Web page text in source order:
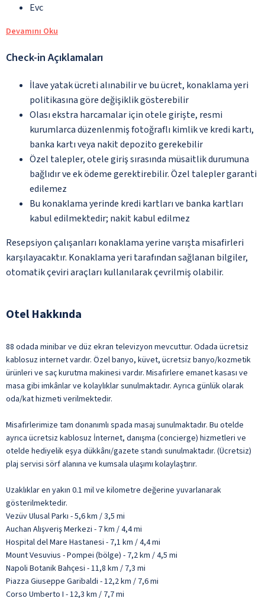
Evc
Devamını Oku
Check-in Açıklamaları
İlave yatak ücreti alınabilir ve bu ücret, konaklama yeri
politikasına göre değişiklik gösterebilir
Olası ekstra harcamalar için otele girişte, resmi
kurumlarca düzenlenmiş fotoğraflı kimlik ve kredi kartı,
banka kartı veya nakit depozito gerekebilir
Özel talepler, otele giriş sırasında müsaitlik durumuna
bağlıdır ve ek ödeme gerektirebilir. Özel talepler garanti
edilemez
Bu konaklama yerinde kredi kartları ve banka kartları
kabul edilmektedir; nakit kabul edilmez
Resepsiyon çalışanları konaklama yerine varışta misafirleri
karşılayacaktır. Konaklama yeri tarafından sağlanan bilgiler,
otomatik çeviri araçları kullanılarak çevrilmiş olabilir.
Otel Hakkında
88 odada minibar ve düz ekran televizyon mevcuttur. Odada ücretsiz
kablosuz internet vardır. Özel banyo, küvet, ücretsiz banyo/kozmetik
ürünleri ve saç kurutma makinesi vardır. Misafirlere emanet kasası ve
masa gibi imkânlar ve kolaylıklar sunulmaktadır. Ayrıca günlük olarak
oda/kat hizmeti verilmektedir.
Misafirlerimize tam donanımlı spada masaj sunulmaktadır. Bu otelde
ayrıca ücretsiz kablosuz İnternet, danışma (concierge) hizmetleri ve
otelde hediyelik eşya dükkânı/gazete standı sunulmaktadır. (Ücretsiz)
plaj servisi sörf alanına ve kumsala ulaşımı kolaylaştırır.
Uzaklıklar en yakın 0.1 mil ve kilometre değerine yuvarlanarak
gösterilmektedir.
Vezüv Ulusal Parkı - 5,6 km / 3,5 mi
Auchan Alışveriş Merkezi - 7 km / 4,4 mi
Hospital del Mare Hastanesi - 7,1 km / 4,4 mi
Mount Vesuvius - Pompei (bölge) - 7,2 km / 4,5 mi
Napoli Botanik Bahçesi - 11,8 km / 7,3 mi
Piazza Giuseppe Garibaldi - 12,2 km / 7,6 mi
Corso Umberto I - 12,3 km / 7,7 mi